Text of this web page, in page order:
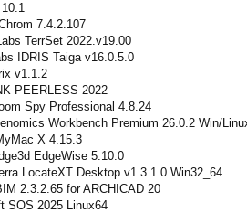
7.4.2.107
TerrSet 2022.v19.00
IDRIS Taiga v16.0.5.0
v1.1.2
PEERLESS 2022
Spy Professional 4.8.24
Workbench Premium 26.0.2 Win/
X 4.15.3
EdgeWise 5.10.0
LocateXT Desktop v1.3.1.0 Win32_64
2.3.2.65 for ARCHICAD 20
SOS 2025 Linux64